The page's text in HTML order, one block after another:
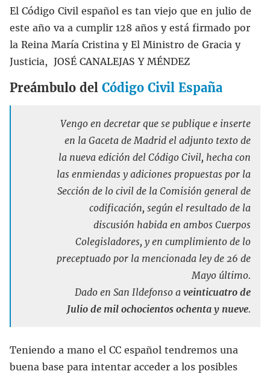
El Código Civil español es tan viejo que en julio de
este año va a cumplir 128 años y está firmado por
la Reina María Cristina y El Ministro de Gracia y
Justicia, JOSÉ CANALEJAS Y MÉNDEZ
Preámbulo del Código Civil España
Vengo en decretar que se publique e inserte
en la Gaceta de Madrid el adjunto texto de
la nueva edición del Código Civil, hecha con
las enmiendas y adiciones propuestas por la
Sección de lo civil de la Comisión general de
codificación, según el resultado de la
discusión habida en ambos Cuerpos
Colegisladores, y en cumplimiento de lo
preceptuado por la mencionada ley de 26 de
Mayo último.
Dado en San Ildefonso a veinticuatro de
Julio de mil ochocientos ochenta y nueve.
Teniendo a mano el CC español tendremos una
buena base para intentar acceder a los posibles